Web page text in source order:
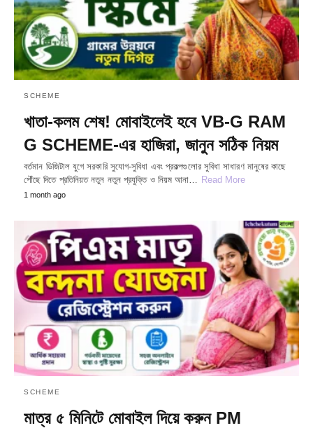
SCHEME
খাতা-কলম শেষ! মোবাইলেই হবে VB-G RAM
G SCHEME-এর হাজিরা, জানুন সঠিক নিয়ম
বর্তমান ডিজিটাল যুগে সরকারি সুযোগ-সুবিধা এবং প্রকল্পগুলোর সুবিধা সাধারণ মানুষের কাছে
পৌঁছে দিতে প্রতিনিয়ত নতুন নতুন প্রযুক্তি ও নিয়ম আনা…
Read More
1 month ago
SCHEME
মাত্র ৫ মিনিটে মোবাইল দিয়ে করুন PM